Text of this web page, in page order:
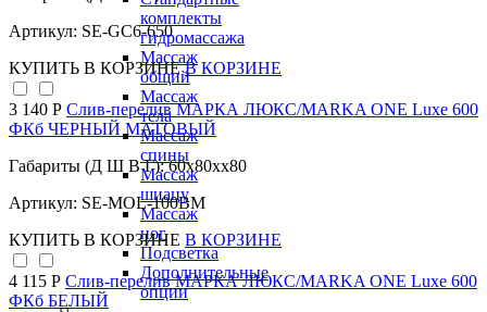
комплекты
гидромассажа
Массаж
общий
Массаж
тела
Массаж
спины
Массаж
шиацу
Массаж
ног
Подсветка
Дополнительные
опции
Артикул: SE-GC6-650
КУПИТЬ В КОРЗИНЕ В КОРЗИНЕ
3 140 Р Слив-перелив МАРКА ЛЮКС/MARKA ONE Luxe 600
ФКб ЧЕРНЫЙ МАТОВЫЙ
Габариты (Д Ш В Г): 60x80xx80
Артикул: SE-MOL-100BM
КУПИТЬ В КОРЗИНЕ В КОРЗИНЕ
4 115 Р Слив-перелив МАРКА ЛЮКС/MARKA ONE Luxe 600
ФКб БЕЛЫЙ